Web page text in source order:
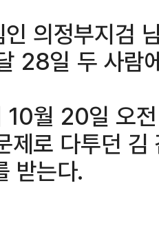
의정부지검
28일 두 사람
월 20일 오
제로 다투던
받는다.